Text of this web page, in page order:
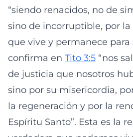
“siendo renacidos, no de
sino de incorruptible, por
que vive y permanece para
confirma en Tito 3:5 “nos
de justicia que nosotros
sino por su misericordia,
la regeneración y por la
Espíritu Santo”. Esta es la